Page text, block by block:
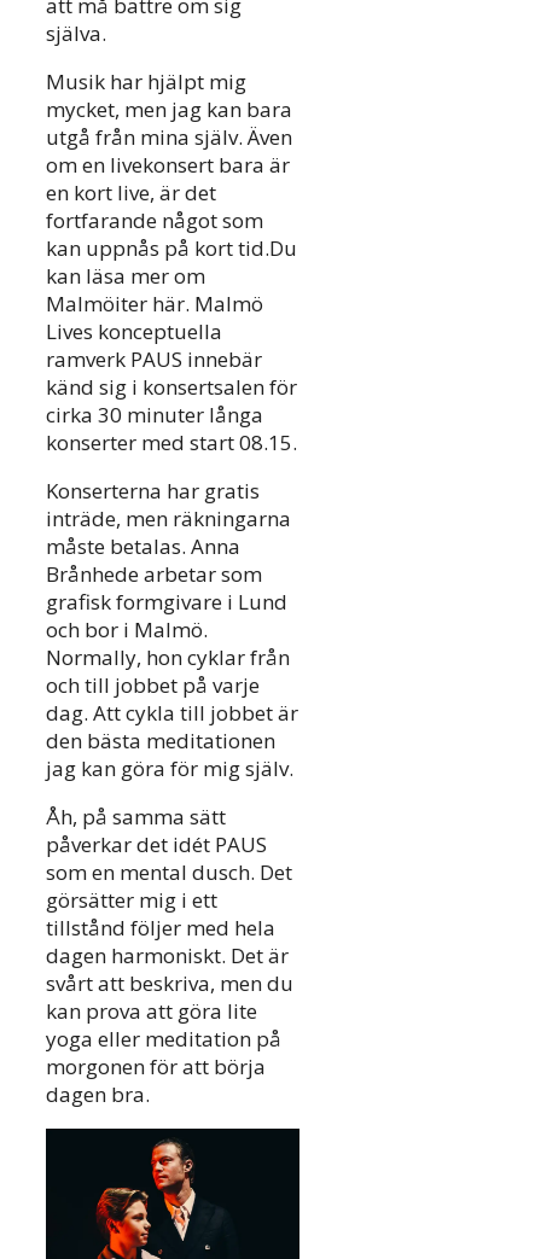
själva.
Musik har hjälpt mig
mycket, men jag kan bara
utgå från mina själv. Även
om en livekonsert bara är
en kort live, är det
fortfarande något som
kan uppnås på kort tid.Du
kan läsa mer om
Malmöiter här. Malmö
Lives konceptuella
ramverk PAUS innebär
känd sig i konsertsalen för
cirka 30 minuter långa
konserter med start 08.15.
Konserterna har gratis
inträde, men räkningarna
måste betalas. Anna
Brånhede arbetar som
grafisk formgivare i Lund
och bor i Malmö.
Normally, hon cyklar från
och till jobbet på varje
dag. Att cykla till jobbet är
den bästa meditationen
jag kan göra för mig själv.
Åh, på samma sätt
påverkar det idét PAUS
som en mental dusch. Det
görsätter mig i ett
tillstånd följer med hela
dagen harmoniskt. Det är
svårt att beskriva, men du
kan prova att göra lite
yoga eller meditation på
morgonen för att börja
dagen bra.